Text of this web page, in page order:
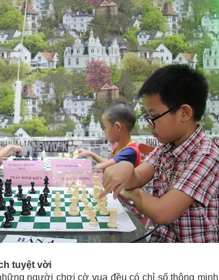
tuyệt vời
người chơi cờ vua đều có chỉ số thông minh